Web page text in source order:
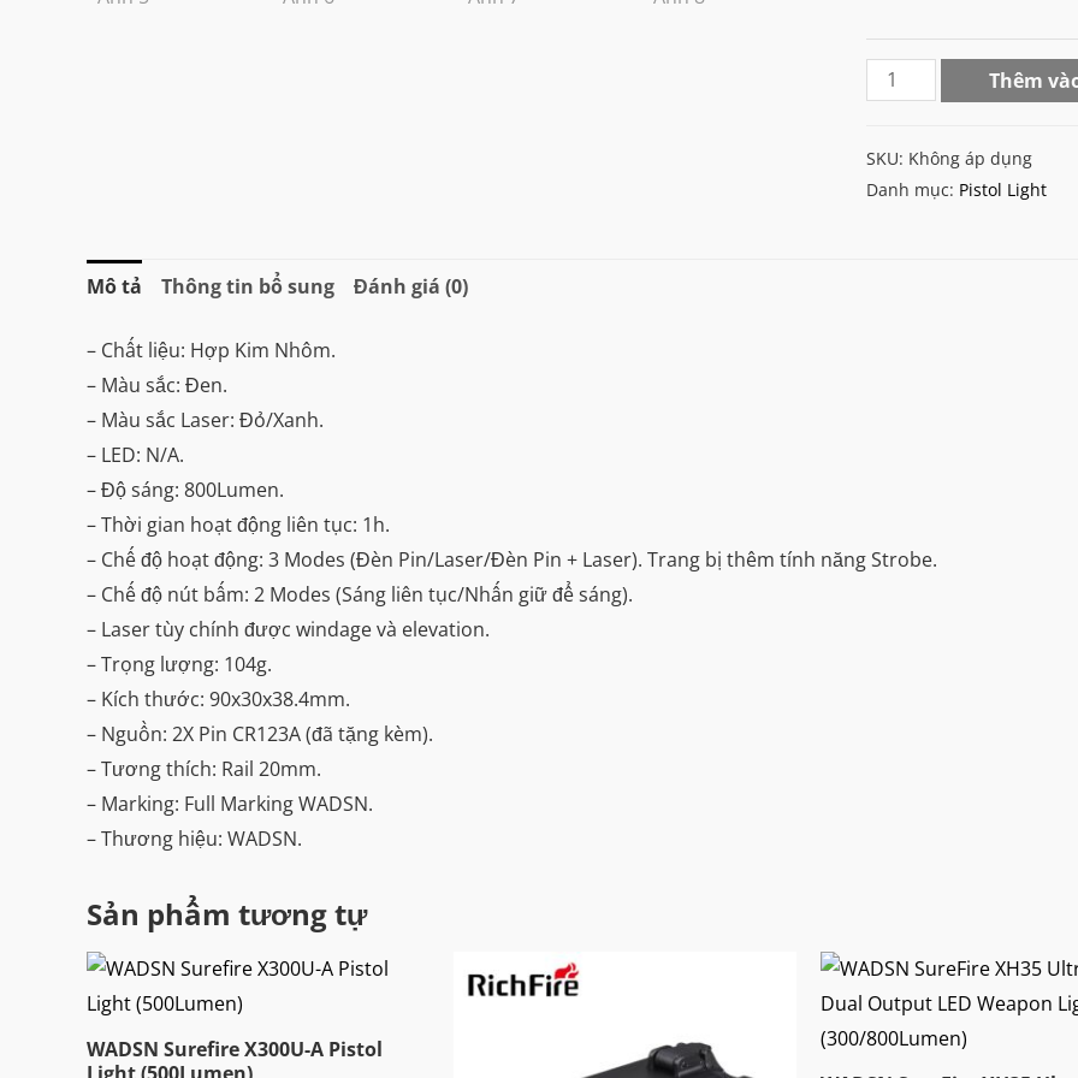
WADSN
T-
HL
Thêm
SKU: Không áp dụng
Danh mục: Pistol Light
Mô tả Thông tin bổ sung Đánh giá (0)
– Chất liệu: Hợp Kim Nhôm.
– Màu sắc: Đen.
– Màu sắc Laser: Đỏ/Xanh.
– LED: N/A.
– Độ sáng: 800Lumen.
– Thời gian hoạt động liên tục: 1h.
– Chế độ hoạt động: 3 Modes (Đèn Pin/Laser/Đèn Pin + Laser). Trang bị thêm tính năng Strobe.
– Chế độ nút bấm: 2 Modes (Sáng liên tục/Nhấn giữ để sáng).
– Laser tùy chính được windage và elevation.
– Trọng lượng: 104g.
– Kích thước: 90x30x38.4mm.
– Nguồn: 2X Pin CR123A (đã tặng kèm).
– Tương thích: Rail 20mm.
– Marking: Full Marking WADSN.
– Thương hiệu: WADSN.
Sản phẩm tương tự
WADSN Surefire X300U-A Pistol